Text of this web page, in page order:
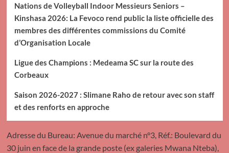
Nations de Volleyball Indoor Messieurs Seniors –
Kinshasa 2026: La Fevoco rend public la liste officielle des
membres des différentes commissions du Comité
d’Organisation Locale
Ligue des Champions : Medeama SC sur la route des
Corbeaux
Saison 2026-2027 : Slimane Raho de retour avec son staff
et des renforts en approche
Adresse du Bureau: Avenue du marché n°3, Réf.: Boulevard du
30 juin en face de la grande poste (ex galeries Mwana Nteba),